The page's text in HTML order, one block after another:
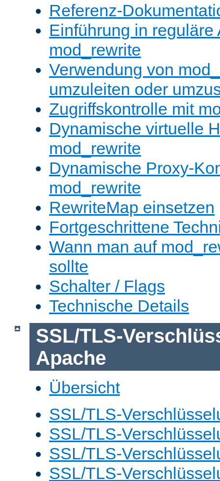
Referenz-
Einführung in reguläre
mod_rewrite
Verwendung von
umzuleiten oder
Zugriffskontrolle mit
Dynamische virtuelle
mod_rewrite
Dynamische Proxy-
mod_rewrite
RewriteMap einsetzen
Fortgeschrittene
Wann man auf
sollte
Schalter / Flags
Technische Details
SSL/TLS-
Apache
Übersicht
SSL/TLS-
SSL/TLS-
SSL/TLS-
SSL/TLS-